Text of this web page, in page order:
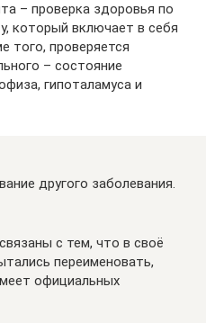
– проверка здоровья по
который включает в себя
того, проверяется
– состояние
гипоталамуса и
другого заболевания.
с тем, что в своё
переименовать,
официальных